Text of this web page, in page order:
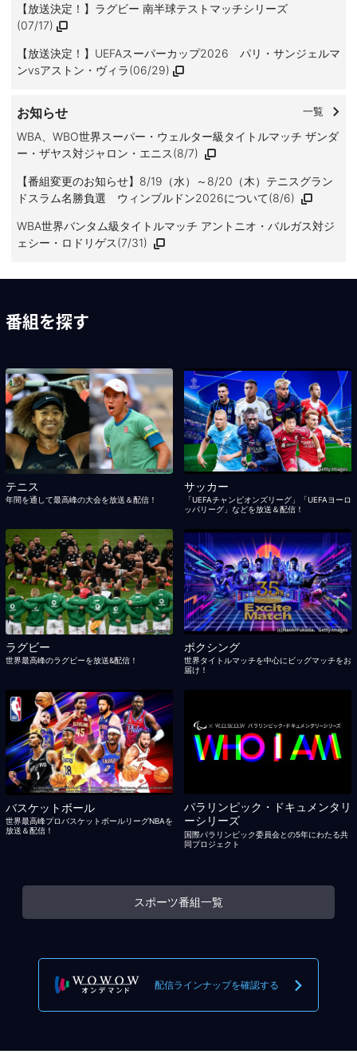
【放送決定！】ラグビー 南半球テストマッチシリーズ
(07/17)
【放送決定！】UEFAスーパーカップ2026 パリ・サンジェルマ
ンvsアストン・ヴィラ(06/29)
お知らせ 一覧
WBA、WBO世界スーパー・ウェルター級タイトルマッチ ザンダ
ー・ザヤス対ジャロン・エニス(8/7)
【番組変更のお知らせ】8/19（水）～8/20（木）テニスグラン
ドスラム名勝負選 ウィンブルドン2026について(8/6)
WBA世界バンタム級タイトルマッチ アントニオ・バルガス対ジ
ェシー・ロドリゲス(7/31)
番組を探す
テニス
年間を通して最高峰の大会を放送＆配信！
サッカー
「UEFAチャンピオンズリーグ」「UEFAヨーロ
ッパリーグ」などを放送＆配信！
ラグビー
世界最高峰のラグビーを放送&配信！
ボクシング
世界タイトルマッチを中心にビッグマッチをお
届け！
バスケットボール
世界最高峰プロバスケットボールリーグNBAを
放送＆配信！
パラリンピック・ドキュメンタリ
ーシリーズ
国際パラリンピック委員会との5年にわたる共
同プロジェクト
スポーツ番組一覧
配信ラインナップを確認する